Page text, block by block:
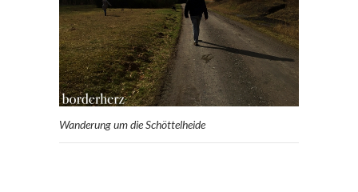
Wanderung um die Schöttelheide